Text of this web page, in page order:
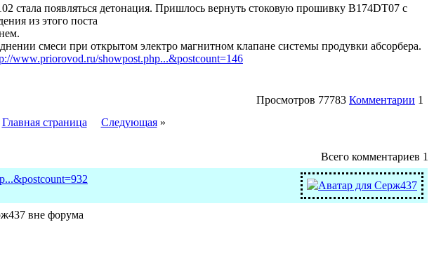
стала появляться детонация. Пришлось вернуть стоковую прошивку B174DT07 с
из этого поста
смеси при открытом электро магнитном клапане системы продувки абсорбера.
www.priorovod.ru/showpost.php...&postcount=146
Просмотров 77783 Комментарии 1
Главная страница Следующая»
Всего комментариев 1